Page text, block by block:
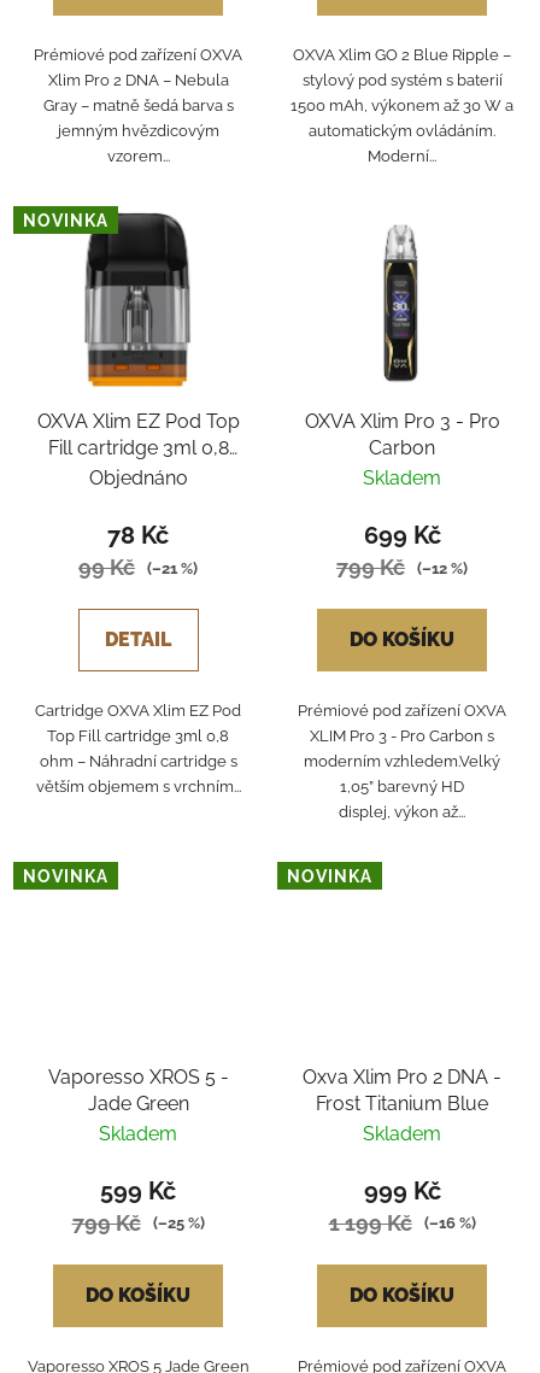
Prémiové pod zařízení OXVA
Xlim Pro 2 DNA – Nebula
Gray – matně šedá barva s
jemným hvězdicovým
vzorem...
OXVA Xlim GO 2 Blue Ripple –
stylový pod systém s baterií
1500 mAh, výkonem až 30 W a
automatickým ovládáním.
Moderní...
NOVINKA
OXVA Xlim EZ Pod Top
Fill cartridge 3ml 0,8
ohm
Objednáno
78 Kč
99 Kč (–21 %)
DETAIL
Cartridge OXVA Xlim EZ Pod
Top Fill cartridge 3ml 0,8
ohm – Náhradní cartridge s
větším objemem s vrchním...
OXVA Xlim Pro 3 - Pro
Carbon
Skladem
699 Kč
799 Kč (–12 %)
DO KOŠÍKU
Prémiové pod zařízení OXVA
XLIM Pro 3 - Pro Carbon s
moderním vzhledem.Velký
1,05” barevný HD
displej, výkon až...
NOVINKA
Vaporesso XROS 5 -
Jade Green
Skladem
599 Kč
799 Kč (–25 %)
DO KOŠÍKU
Vaporesso XROS 5 Jade Green
NOVINKA
Oxva Xlim Pro 2 DNA -
Frost Titanium Blue
Skladem
999 Kč
1 199 Kč (–16 %)
DO KOŠÍKU
Prémiové pod zařízení OXVA